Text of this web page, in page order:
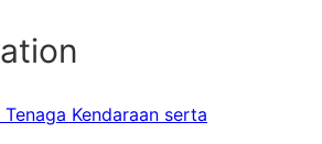
Kendaraan serta